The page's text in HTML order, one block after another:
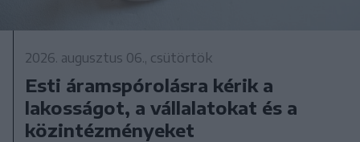
2026. augusztus 06., csütörtök
Esti áramspórolásra kérik a
lakosságot, a vállalatokat és a
közintézményeket